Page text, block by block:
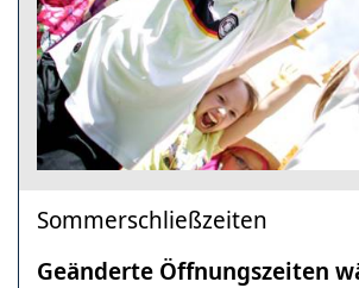
Sommerschließzeiten
Geänderte Öffnungszeiten